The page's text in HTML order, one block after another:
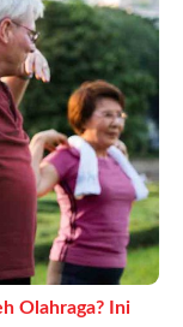
Olahraga? Ini